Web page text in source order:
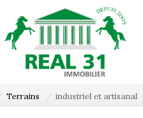
Terrains industriel et artisanal